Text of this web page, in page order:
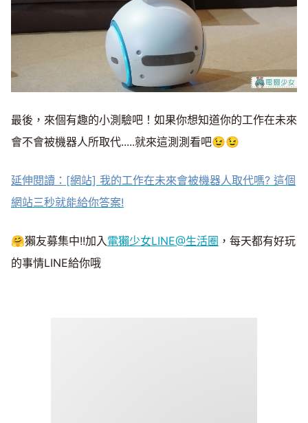
最後，來個有趣的小測驗吧！如果你想知道你的工作在未來
會不會被機器人所取代.....就來這測測看吧😉😉
延伸閱讀： [網站] 我的工作在未來會被機器人取代嗎? 這個
網站三秒就能給你答案!
🤗獺友募集中!!加入電獺少女LINE@生活圈 ，每天都有好玩
的事情LINE給你哦